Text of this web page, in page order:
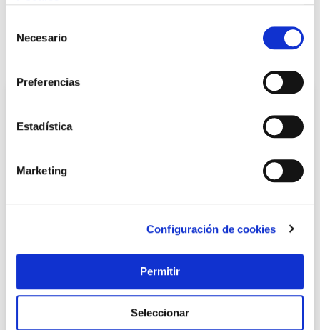
Necesario
Preferencias
Estadística
Marketing
Configuración de cookies
Permitir
Seleccionar
Cerrojo 30 union fenosa, cuarto contador, con bombillo
Interfer